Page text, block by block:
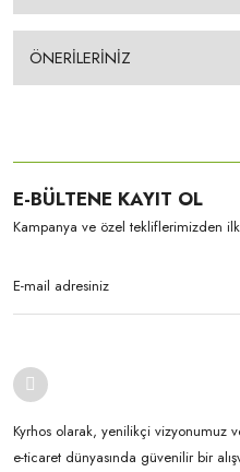
ÖNERİLERİNİZ
E-BÜLTENE KAYIT OL
Kampanya ve özel tekliflerimizden
Kyrhos olarak, yenilikçi vizyonumuz
e-ticaret dünyasında güvenilir bir